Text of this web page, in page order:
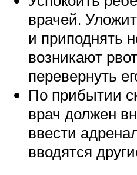
врачей.
и приподнять
возникают
перевернуть
По прибытии
врач должен
ввести
вводятся